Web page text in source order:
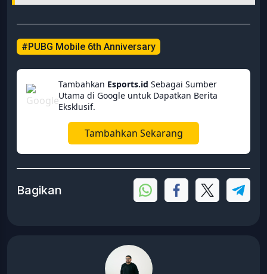
#PUBG Mobile 6th Anniversary
Tambahkan Esports.id Sebagai Sumber
Utama di Google untuk Dapatkan Berita
Eksklusif.
Tambahkan Sekarang
Bagikan